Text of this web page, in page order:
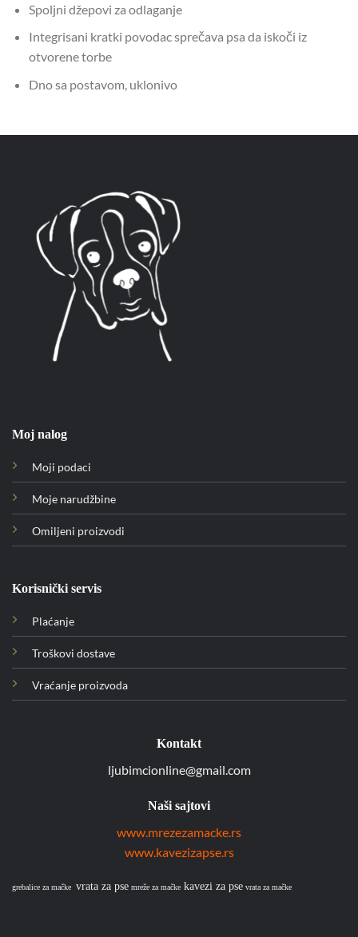
Spoljni džepovi za odlaganje
Integrisani kratki povodac sprečava psa da iskoči iz
otvorene torbe
Dno sa postavom, uklonivo
Moj nalog
Moji podaci
Moje narudžbine
Omiljeni proizvodi
Korisnički servis
Plaćanje
Troškovi dostave
Vraćanje proizvoda
Kontakt
ljubimcionline@gmail.com
Naši sajtovi
www.mrezezamacke.rs
www.kavezizapse.rs
grebalice za mačke vrata za pse mreže za mačke kavezi za pse vrata za mačke